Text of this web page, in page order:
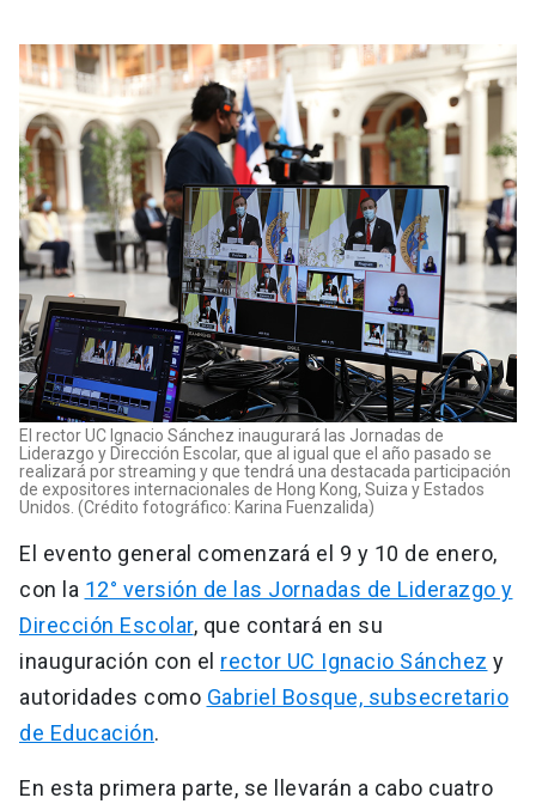
El rector UC Ignacio Sánchez inaugurará las Jornadas de
Liderazgo y Dirección Escolar, que al igual que el año pasado se
realizará por streaming y que tendrá una destacada participación
de expositores internacionales de Hong Kong, Suiza y Estados
Unidos. (Crédito fotográfico: Karina Fuenzalida)
El evento general comenzará el 9 y 10 de enero,
con la 12° versión de las Jornadas de Liderazgo y
Dirección Escolar, que contará en su
inauguración con el rector UC Ignacio Sánchez y
autoridades como Gabriel Bosque, subsecretario
de Educación.
En esta primera parte, se llevarán a cabo cuatro